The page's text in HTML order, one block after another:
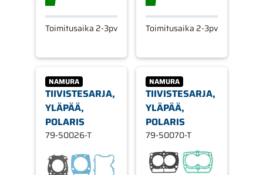
Toimitusaika 2-3pv Toimitusaika 2-3pv
NAMURA
TIIVISTESARJA,
YLÄPÄÄ,
POLARIS
79-50026-T
NAMURA
TIIVISTESARJA,
YLÄPÄÄ,
POLARIS
79-50070-T